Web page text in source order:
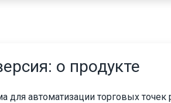
о продукте
для автоматизации торговых точек